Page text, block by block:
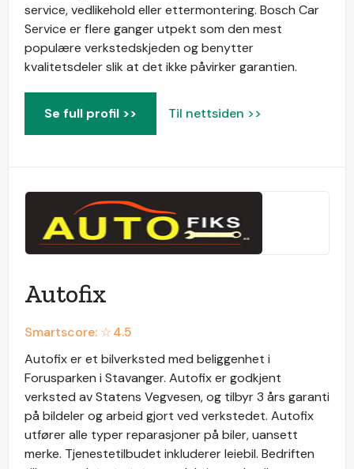
service, vedlikehold eller ettermontering. Bosch Car
Service er flere ganger utpekt som den mest
populære verkstedskjeden og benytter
kvalitetsdeler slik at det ikke påvirker garantien.
Se full profil >> Til nettsiden >>
Autofix
Smartscore: ☆4.5
Autofix er et bilverksted med beliggenhet i
Forusparken i Stavanger. Autofix er godkjent
verksted av Statens Vegvesen, og tilbyr 3 års garanti
på bildeler og arbeid gjort ved verkstedet. Autofix
utfører alle typer reparasjoner på biler, uansett
merke. Tjenestetilbudet inkluderer leiebil. Bedriften